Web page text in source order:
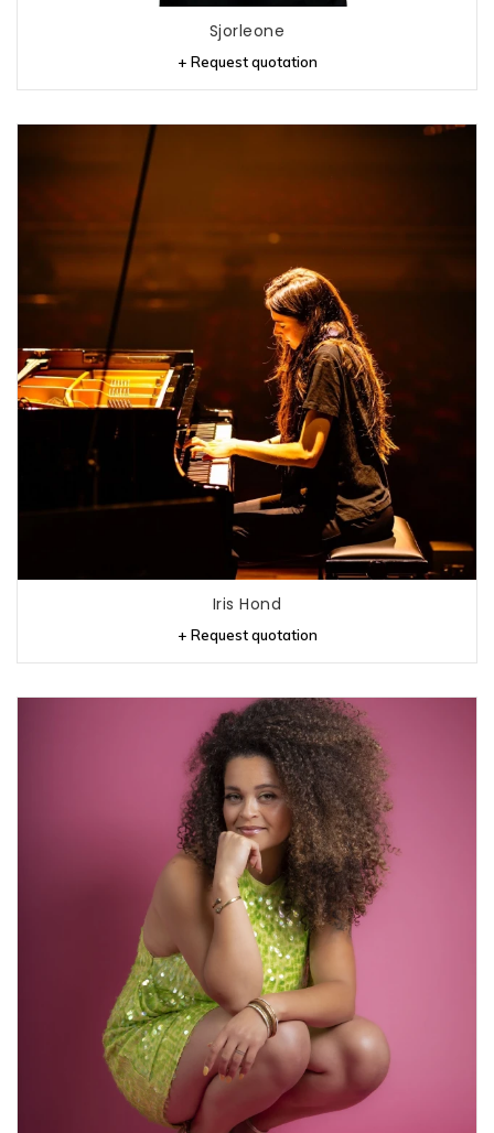
Sjorleone
+ Request quotation
Iris Hond
+ Request quotation